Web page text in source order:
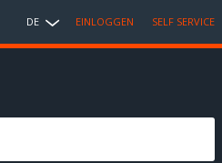
DE EINLOGGEN SELF SERVICE